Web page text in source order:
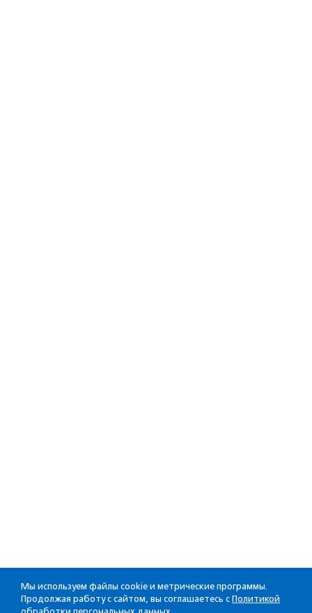
Мы используем файлы cookie и метрические программы.
Продолжая работу с сайтом, вы соглашаетесь с Политикой